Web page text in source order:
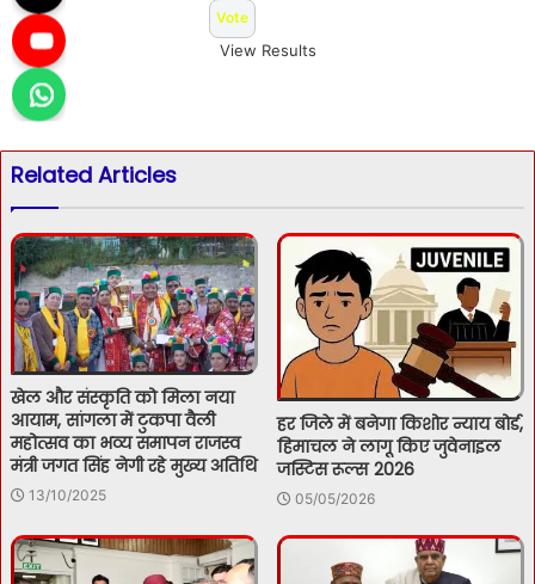
View Results
Related Articles
खेल और संस्कृति को मिला नया
आयाम, सांगला में टुकपा वैली
महोत्सव का भव्य समापन राजस्व
मंत्री जगत सिंह नेगी रहे मुख्य अतिथि
13/10/2025
हर जिले में बनेगा किशोर न्याय बोर्ड,
हिमाचल ने लागू किए जुवेनाइल
जस्टिस रूल्स 2026
05/05/2026